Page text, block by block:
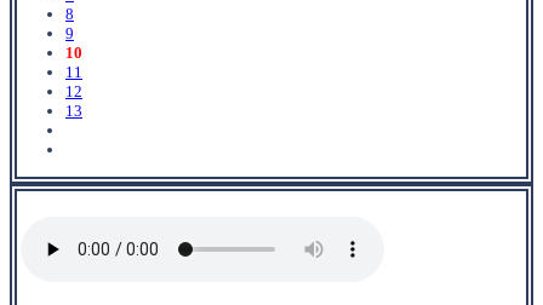
8
9
10
11
12
13